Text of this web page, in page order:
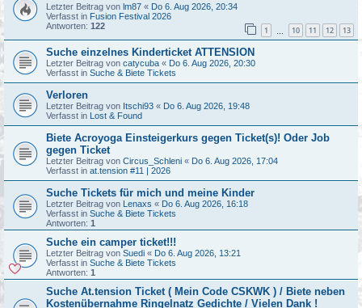
Letzter Beitrag von lm87 « Do 6. Aug 2026, 20:34
Verfasst in Fusion Festival 2026
Antworten: 122 1 10 11 12 13
Suche einzelnes Kinderticket ATTENSION
Letzter Beitrag von catycuba « Do 6. Aug 2026, 20:30
Verfasst in Suche & Biete Tickets
Verloren
Letzter Beitrag von Itschi93 « Do 6. Aug 2026, 19:48
Verfasst in Lost & Found
Biete Acroyoga Einsteigerkurs gegen Ticket(s)! Oder Job
gegen Ticket
Letzter Beitrag von Circus_Schleni « Do 6. Aug 2026, 17:04
Verfasst in at.tension #11 | 2026
Suche Tickets für mich und meine Kinder
Letzter Beitrag von Lenaxs « Do 6. Aug 2026, 16:18
Verfasst in Suche & Biete Tickets
Antworten: 1
Suche ein camper ticket!!!
Letzter Beitrag von Suedi « Do 6. Aug 2026, 13:21
Verfasst in Suche & Biete Tickets
Antworten: 1
Suche At.tension Ticket ( Mein Code CSKWK ) / Biete neben
Kostenübernahme Ringelnatz Gedichte / Vielen Dank !